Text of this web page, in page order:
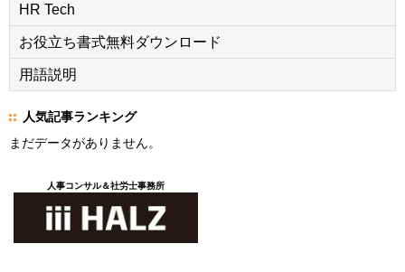
HR Tech
お役立ち書式無料ダウンロード
用語説明
人気記事ランキング
まだデータがありません。
人事コンサル＆社労士事務所